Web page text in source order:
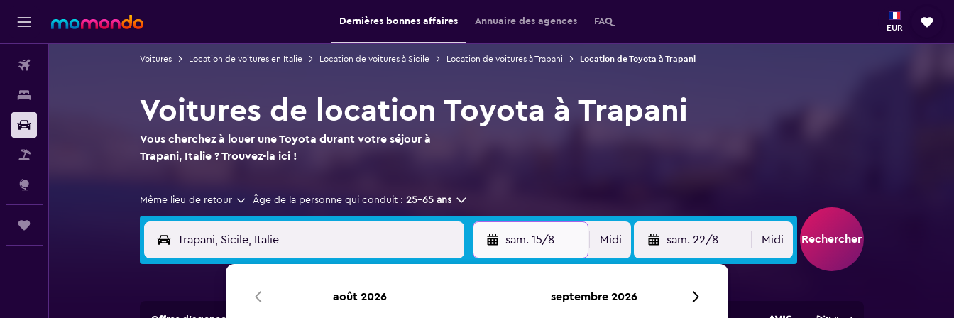
Dernières bonnes affaires Annuaire des agences FAQ
EUR
Voitures Location de voitures en Italie Location de voitures à Sicile Location de voitures à Trapani Location de Toyota à Trapani
Voitures de location Toyota à Trapani
Vous cherchez à louer une Toyota durant votre séjour à
Trapani, Italie ? Trouvez-la ici !
Même lieu de retour Âge de la personne qui conduit : 25-65 ans
sam. 15/8 Midi sam. 22/8 Midi Rechercher
août 2026 septembre 2026